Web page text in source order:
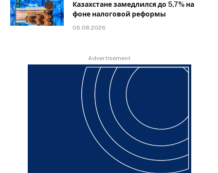
Казахстане замедлился до 5,7% на
фоне налоговой реформы
06.08.2026
Advertisement